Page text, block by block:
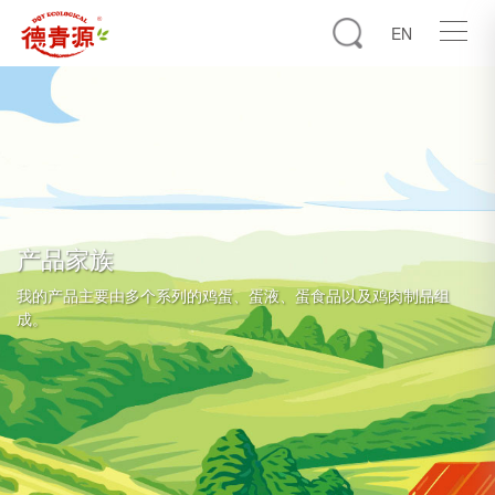
EN
产品家族
我的产品主要由多个系列的鸡蛋、蛋液、蛋食品以及鸡肉制品组
成。